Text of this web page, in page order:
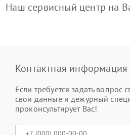
Наш сервисный центр на
Контактная информация
Если требуется задать вопрос
свои данные и дежурный
проконсультирует Вас!